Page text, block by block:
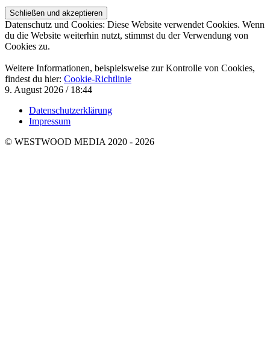
Datenschutz und Cookies: Diese Website verwendet Cookies. Wenn
du die Website weiterhin nutzt, stimmst du der Verwendung von
Cookies zu.
Weitere Informationen, beispielsweise zur Kontrolle von Cookies,
findest du hier: Cookie-Richtlinie
9. August 2026 / 18:44
Datenschutzerklärung
Impressum
© WESTWOOD MEDIA 2020 - 2026